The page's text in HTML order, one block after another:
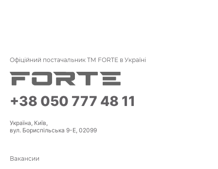
Офіційний постачальник ТМ FORTE в Україні
+38 050 777 48 11
Україна, Київ,
вул. Бориспільська 9-Е, 02099
Вакансии